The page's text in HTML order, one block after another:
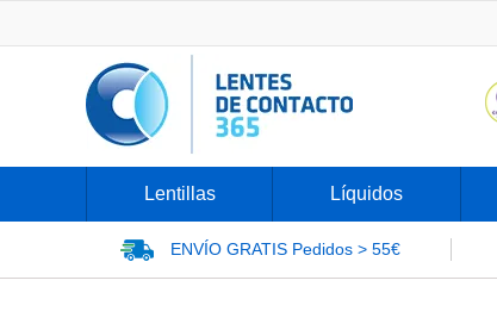
Lentillas Líquidos
ENVÍO GRATIS Pedidos > 55€